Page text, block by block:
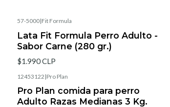
57-5000|Fit Formula
Lata Fit Formula Perro Adulto -
Sabor Carne (280 gr.)
$1.990 CLP
12453122 |Pro Plan
Pro Plan comida para perro
Adulto Razas Medianas 3 Kg.